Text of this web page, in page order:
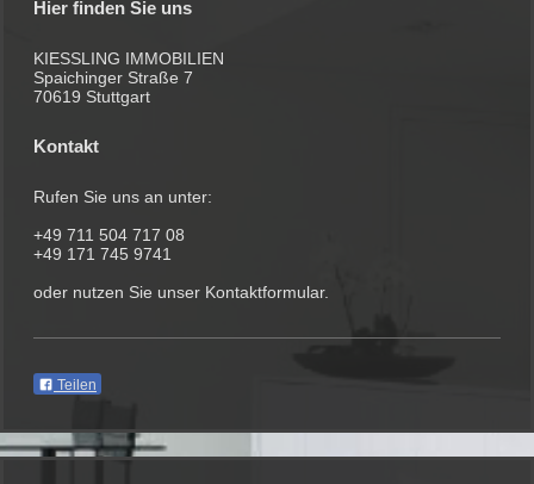
Hier finden Sie uns
KIESSLING IMMOBILIEN
Spaichinger Straße 7
70619 Stuttgart
Kontakt
Rufen Sie uns an unter:
+49 711 504 717 08
+49 171 745 9741
oder nutzen Sie unser Kontaktformular.
Teilen